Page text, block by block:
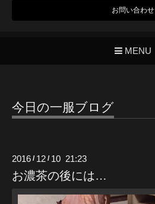
お問い合わせ
MENU
今日の一服ブログ
2016 / 12 / 10 21:23
お濃茶の後には…